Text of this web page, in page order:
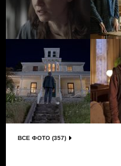
ВСЕ ФОТО (357)